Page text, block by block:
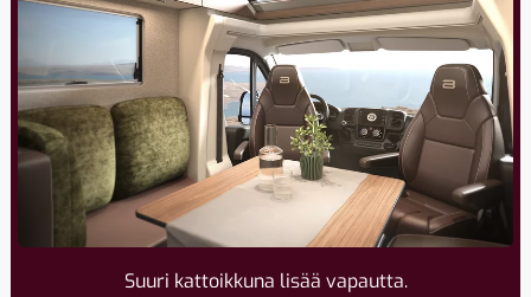
Suuri kattoikkuna lisää vapautta.